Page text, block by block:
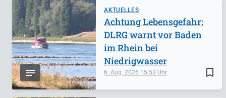
AKTUELLES
bookmark_border
6. Aug. 2026 15:53
Achtung Lebensgefahr:
DLRG warnt vor Baden
im Rhein bei
Niedrigwasser